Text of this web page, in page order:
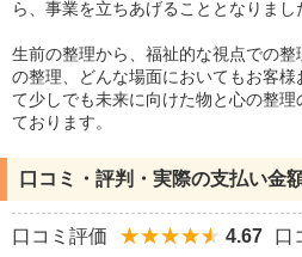
ら、事業を立ちあげることとなりまし
生前の整理から、福祉的な視点での
の整理、どんな場面においてもお客
て少しでも未来に向けた物と心の整
ております。
口コミ・評判・実際の支払い金
口コミ評価 4.67 口